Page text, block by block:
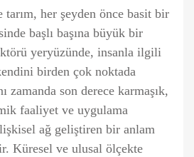
tarım, her şeyden önce basit bir
başlı başına büyük bir
yeryüzünde, insanla ilgili
birden çok noktada
zamanda son derece karmaşık,
faaliyet ve uygulama
ağ geliştiren bir anlam
Küresel ve ulusal ölçekte